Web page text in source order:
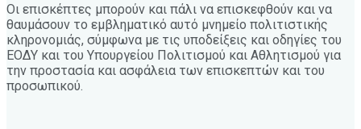
Οι επισκέπτες μπορούν και πάλι να επισκεφθούν και να
θαυμάσουν το εμβληματικό αυτό μνημείο πολιτιστικής
κληρονομιάς, σύμφωνα με τις υποδείξεις και οδηγίες του
ΕΟΔΥ και του Υπουργείου Πολιτισμού και Αθλητισμού για
την προστασία και ασφάλεια των επισκεπτών και του
προσωπικού.